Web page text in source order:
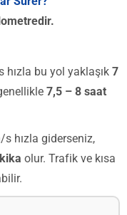
bu yol yaklaşık 7
7,5 – 8 saat
hızla giderseniz,
olur. Trafik ve kısa